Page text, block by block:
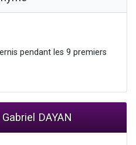
3 personnes viennent de nous rejoindre sur WhatsApp
pendant les 9 premiers
DAYAN